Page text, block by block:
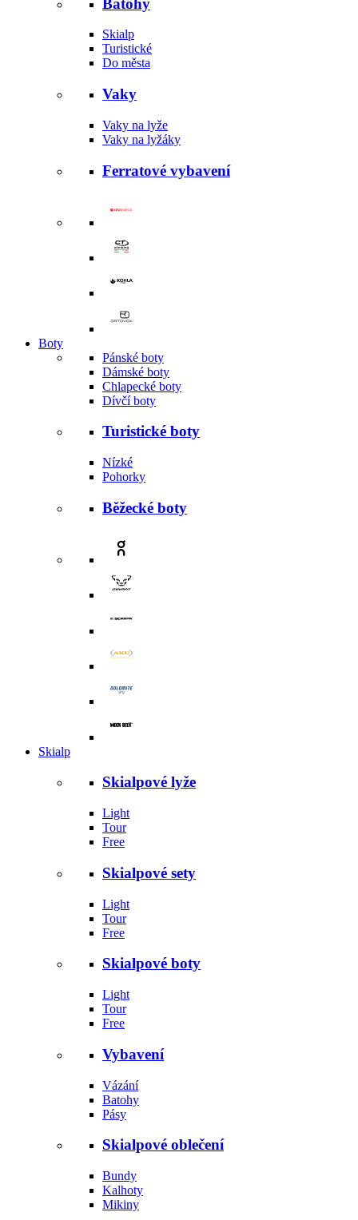
Skialp
Turistické
Do města
Vaky
Vaky na lyže
Vaky na lyžáky
Ferratové vybavení
Boty
Pánské boty
Dámské boty
Chlapecké boty
Dívčí boty
Turistické boty
Nízké
Pohorky
Běžecké boty
Skialp
Skialpové lyže
Light
Tour
Free
Skialpové sety
Light
Tour
Free
Skialpové boty
Light
Tour
Free
Vybavení
Vázání
Batohy
Pásy
Skialpové oblečení
Bundy
Kalhoty
Mikiny